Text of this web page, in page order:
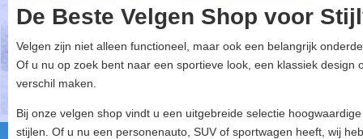
De Beste Velgen Shop voor
Velgen zijn niet alleen functioneel, maar ook een belangrijk
Of u nu op zoek bent naar een sportieve look, een klassiek design
verschil maken.
Bij onze velgen shop vindt u een uitgebreide selectie
stijlen. Of u nu een personenauto, SUV of sportwagen heeft, wij